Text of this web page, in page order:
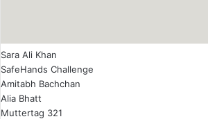
Sara Ali Khan
SafeHands Challenge
Amitabh Bachchan
Alia Bhatt
Muttertag 321